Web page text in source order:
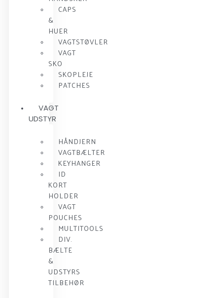
CAPS
&
HUER
VAGTSTØVLER
VAGT
SKO
SKOPLEJE
PATCHES
VAGT
UDSTYR
HÅNDJERN
VAGTBÆLTER
KEYHANGER
ID
KORT
HOLDER
VAGT
POUCHES
MULTITOOLS
DIV.
BÆLTE
&
UDSTYRS
TILBEHØR